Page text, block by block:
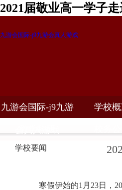
2021届敬业高一学子
九游会国际-j9九游会真人游戏
九游会国际-j9九游 学校
学校要闻
寒假伊始的1月23日，